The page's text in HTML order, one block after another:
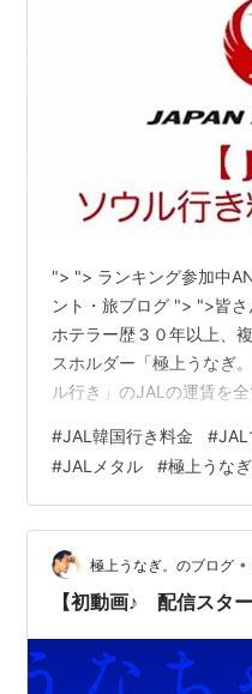
"> "> ランキング参加中
ント・旅ブログ "> ">皆
ホテラー歴３０年以上、
スホルダー「極上うなぎ
ル行き」のJALの運賃を
ってきたのですが、いき
からの料金を知りたいと
は、十数年情報発信から
ログが閉鎖するとの事で
去の記事を移行して、今
た。…
#JAL韓国行き料金 #JAL
#JALメタル #極上うなぎ
極上うなぎ。のブログ •
【初動画♪ 配信スタ